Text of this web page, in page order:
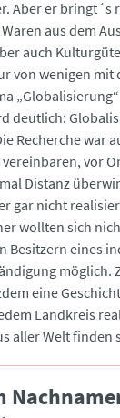
Aber er
aus dem
auch
von wenigen mit
deutlich:
Recherche war
vor
Distanz
gar nicht
wollten sich
Besitzern eines
möglich.
eine
Landkreis
aller Welt finden